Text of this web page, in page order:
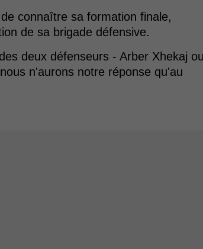
connaître sa formation finale,
de sa brigade défensive.
deux défenseurs - Arber Xhekaj
n'aurons notre réponse qu'au